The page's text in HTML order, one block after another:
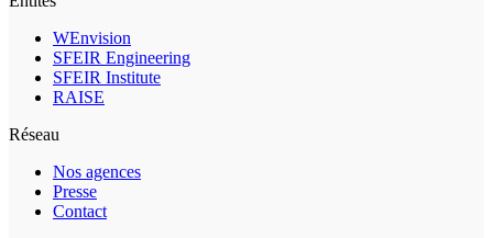
WEnvision
SFEIR Engineering
SFEIR Institute
RAISE
Réseau
Nos agences
Presse
Contact